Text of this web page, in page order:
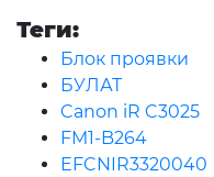
Теги:
Блок проявки
БУЛАТ
Canon iR C3025
FM1-B264
EFCNIR3320040